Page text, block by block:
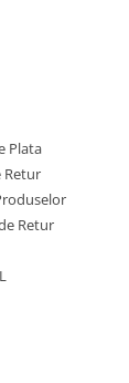
Plata
Retur
Retur